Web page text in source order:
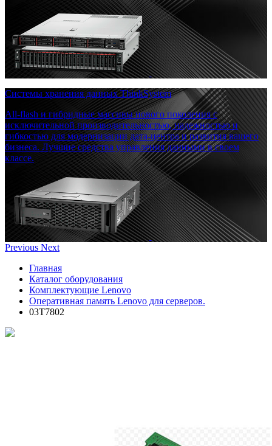
Системы хранения данных ThinkSystem
All-flash и гибридные массивы нового поколения с
исключительной производительностью, надежностью и
гибкостью для модернизации дата-центра и развития вашего
бизнеса. Лучшие средства управления данными в своем
классе.
Previous Next
Главная
Каталог оборудования
Комплектующие Lenovo
Оперативная память Lenovo для серверов.
03T7802